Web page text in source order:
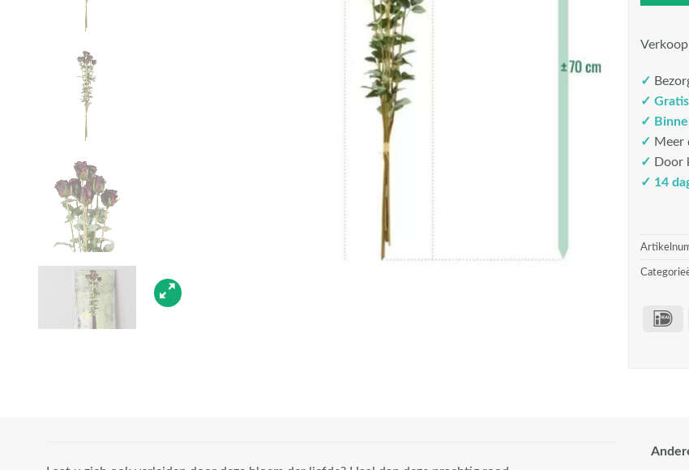
✓
✓
✓
✓ Meer
✓ Door
✓ 14